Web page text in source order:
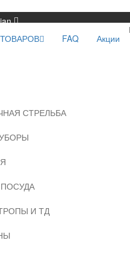
FAQ Акции
СТРЕЛЬБА
И ТД